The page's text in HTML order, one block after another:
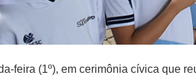
feira (1º), em cerimônia cívica que